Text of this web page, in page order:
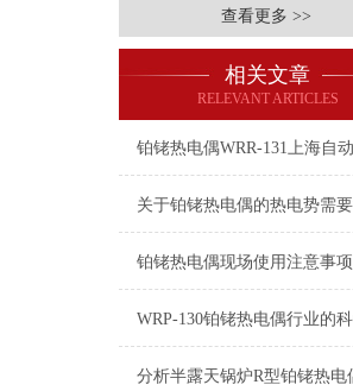
查看更多 >>
相关文章
RELEVANT ARTICLES
铂铑热电偶现场使用注意事项